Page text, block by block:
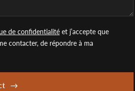
de confidentialitéet j’accepte que
contacter, de répondre à ma